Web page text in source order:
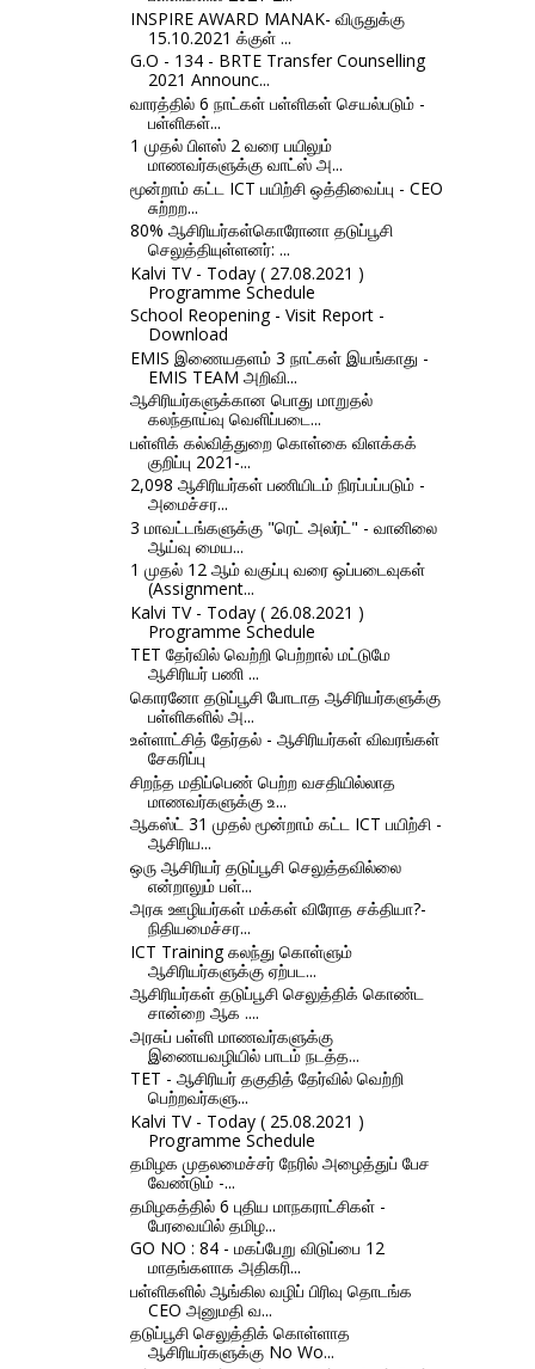
INSPIRE AWARD MANAK- விருதுக்கு
15.10.2021 க்குள் ...
G.O - 134 - BRTE Transfer Counselling
2021 Announc...
வாரத்தில் 6 நாட்கள் பள்ளிகள் செயல்படும் -
பள்ளிகள்...
1 முதல் பிளஸ் 2 வரை பயிலும்
மாணவர்களுக்கு வாட்ஸ் அ...
மூன்றாம் கட்ட ICT பயிற்சி ஒத்திவைப்பு - CEO
சுற்றற...
80% ஆசிரியர்கள்கொரோனா தடுப்பூசி
செலுத்தியுள்ளனர்: ...
Kalvi TV - Today ( 27.08.2021 )
Programme Schedule
School Reopening - Visit Report -
Download
EMIS இணையதளம் 3 நாட்கள் இயங்காது -
EMIS TEAM அறிவி...
ஆசிரியர்களுக்கான பொது மாறுதல்
கலந்தாய்வு வெளிப்படை...
பள்ளிக் கல்வித்துறை கொள்கை விளக்கக்
குறிப்பு 2021-...
2,098 ஆசிரியர்கள் பணியிடம் நிரப்பப்படும் -
அமைச்சர...
3 மாவட்டங்களுக்கு "ரெட் அலர்ட்" - வானிலை
ஆய்வு மைய...
1 முதல் 12 ஆம் வகுப்பு வரை ஒப்படைவுகள்
(Assignment...
Kalvi TV - Today ( 26.08.2021 )
Programme Schedule
TET தேர்வில் வெற்றி பெற்றால் மட்டுமே
ஆசிரியர் பணி ...
கொரனோ தடுப்பூசி போடாத ஆசிரியர்களுக்கு
பள்ளிகளில் அ...
உள்ளாட்சித் தேர்தல் - ஆசிரியர்கள் விவரங்கள்
சேகரிப்பு
சிறந்த மதிப்பெண் பெற்ற வசதியில்லாத
மாணவர்களுக்கு உ...
ஆகஸ்ட் 31 முதல் மூன்றாம் கட்ட ICT பயிற்சி -
ஆசிரிய...
ஒரு ஆசிரியர் தடுப்பூசி செலுத்தவில்லை
என்றாலும் பள்...
அரசு ஊழியர்கள் மக்கள்‌ விரோத சக்தியா?-
நிதியமைச்சர...
ICT Training கலந்து கொள்ளும்
ஆசிரியர்களுக்கு ஏற்பட...
ஆசிரியர்கள் தடுப்பூசி செலுத்திக் கொண்ட
சான்றை ஆக ....
அரசுப் பள்ளி மாணவர்களுக்கு
இணையவழியில் பாடம் நடத்த...
TET - ஆசிரியர் தகுதித் தேர்வில் வெற்றி
பெற்றவர்களு...
Kalvi TV - Today ( 25.08.2021 )
Programme Schedule
தமிழக முதலமைச்சர் நேரில் அழைத்துப் பேச
வேண்டும் -...
தமிழகத்தில் 6 புதிய மாநகராட்சிகள் -
பேரவையில் தமிழ...
GO NO : 84 - மகப்பேறு விடுப்பை 12
மாதங்களாக அதிகரி...
பள்ளிகளில் ஆங்கில வழிப் பிரிவு தொடங்க
CEO அனுமதி வ...
தடுப்பூசி செலுத்திக் கொள்ளாத
ஆசிரியர்களுக்கு No Wo...